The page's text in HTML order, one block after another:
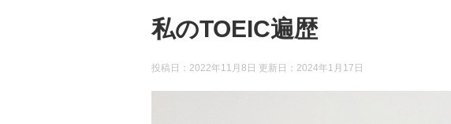
私のTOEIC遍歴
投稿日：2022年11月8日 更新日： 2024年1月17日